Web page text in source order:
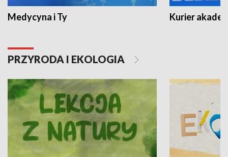
Medycyna i Ty Kurier
PRZYRODA I EKOLOGIA